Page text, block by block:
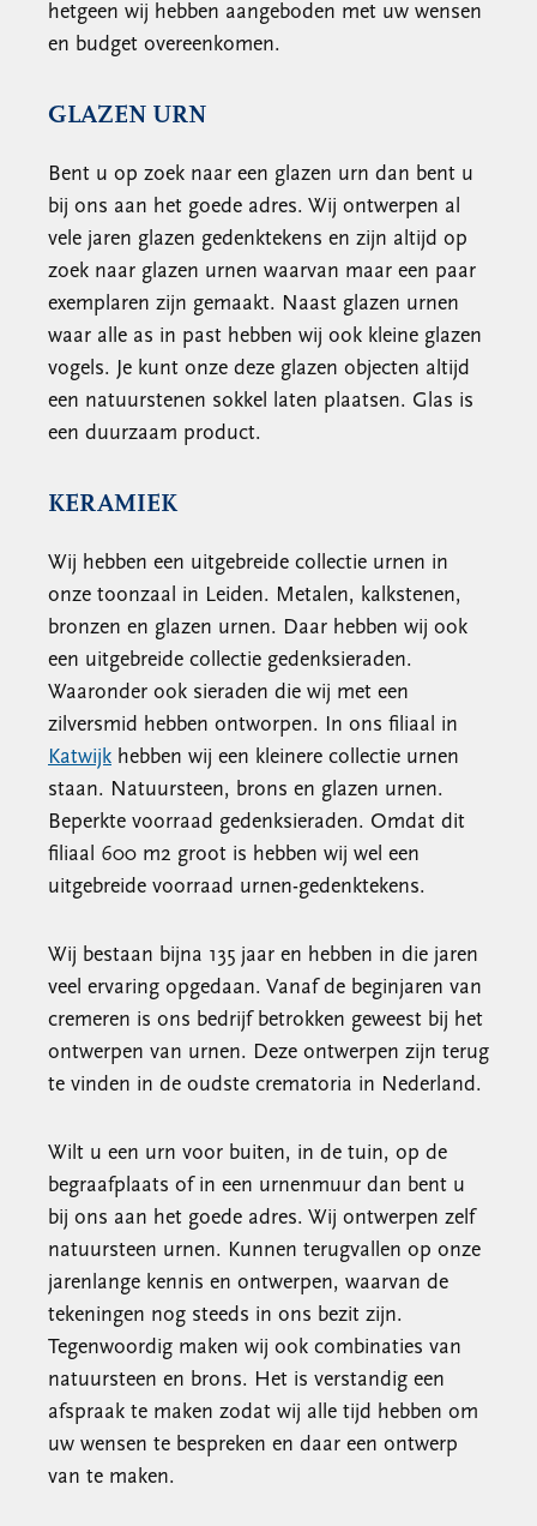
hetgeen wij hebben aangeboden met uw wensen
en budget overeenkomen.
GLAZEN URN
Bent u op zoek naar een glazen urn dan bent u
bij ons aan het goede adres. Wij ontwerpen al
vele jaren glazen gedenktekens en zijn altijd op
zoek naar glazen urnen waarvan maar een paar
exemplaren zijn gemaakt. Naast glazen urnen
waar alle as in past hebben wij ook kleine glazen
vogels. Je kunt onze deze glazen objecten altijd
een natuurstenen sokkel laten plaatsen. Glas is
een duurzaam product.
KERAMIEK
Wij hebben een uitgebreide collectie urnen in
onze toonzaal in Leiden. Metalen, kalkstenen,
bronzen en glazen urnen. Daar hebben wij ook
een uitgebreide collectie gedenksieraden.
Waaronder ook sieraden die wij met een
zilversmid hebben ontworpen. In ons filiaal in
Katwijk hebben wij een kleinere collectie urnen
staan. Natuursteen, brons en glazen urnen.
Beperkte voorraad gedenksieraden. Omdat dit
filiaal 600 m2 groot is hebben wij wel een
uitgebreide voorraad urnen-gedenktekens.
Wij bestaan bijna 135 jaar en hebben in die jaren
veel ervaring opgedaan. Vanaf de beginjaren van
cremeren is ons bedrijf betrokken geweest bij het
ontwerpen van urnen. Deze ontwerpen zijn terug
te vinden in de oudste crematoria in Nederland.
Wilt u een urn voor buiten, in de tuin, op de
begraafplaats of in een urnenmuur dan bent u
bij ons aan het goede adres. Wij ontwerpen zelf
natuursteen urnen. Kunnen terugvallen op onze
jarenlange kennis en ontwerpen, waarvan de
tekeningen nog steeds in ons bezit zijn.
Tegenwoordig maken wij ook combinaties van
natuursteen en brons. Het is verstandig een
afspraak te maken zodat wij alle tijd hebben om
uw wensen te bespreken en daar een ontwerp
van te maken.